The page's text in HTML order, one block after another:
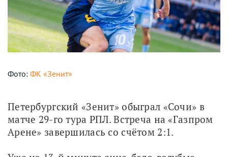
Фото: ФК «Зенит»
Петербургский «Зенит» обыграл «Сочи» в
матче 29-го тура РПЛ. Встреча на «Газпром
Арене» завершилась со счётом 2:1.